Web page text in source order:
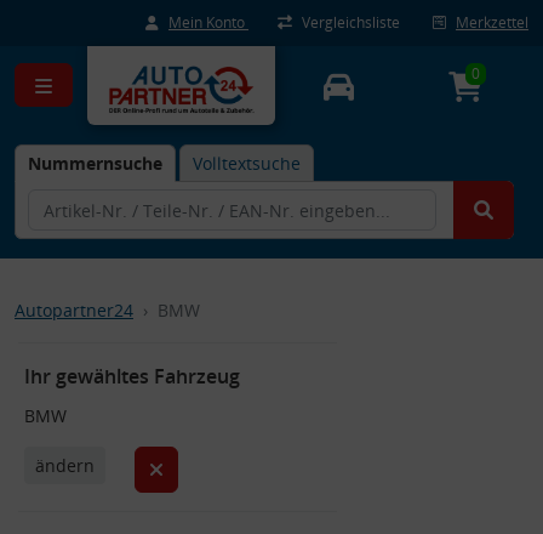
Mein Konto Vergleichsliste Merkzettel
Nummernsuche Volltextsuche
0
Autopartner24 BMW
Ihr gewähltes Fahrzeug
BMW
ändern